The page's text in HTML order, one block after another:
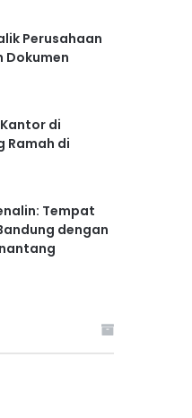
Perusahaan
Dokumen
di
Ramah di
Tempat
dengan